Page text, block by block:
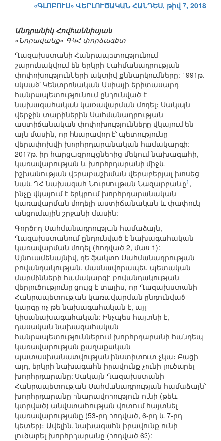
«ԳԼՈԲՈՒՍ» ՎԵՐԼՈՒԾԱԿԱՆ ՀԱՆԴԵՍ, թիվ 7, 2018
Անդրանիկ Հովհաննիսյան
«Նորավանք» ԳԿՀ փորձագետ
Ղազախստանի Հանրապետությունում
շարունակվում են երկրի Սահմանադրության
փոփոխությունների ակտիվ քննարկումները: 1991թ.
սկսած՝ Կենտրոնական Ասիայի երիտասարդ
հանրապետությունում ընդունված է
նախագահական կառավարման մոդել։ Սակայն
վերջին տարիներին Սահմանադրության
աստիճանական փոփոխությունները վկայում են
այն մասին, որ հնարավոր է՝ պետությունը
վերափոխվի խորհրդարանական համակարգի:
2017թ. իր հարցազրույցներից մեկում նախագահի,
կառավարության և խորհրդարանի միջև
իշխանության վերաբաշխման վերաբերյալ խոսեց
նաև ՂՀ նախագահ Նուրսուլթան Նազարբաևը1 ,
ինչը վկայում է երկրում խորհրդարանական
կառավարման մոդելի աստիճանական և փափուկ
անցումային շրջանի մասին:
Գործող Սահմանադրության համաձայն,
Ղազախստանում ընդունված է նախագահական
կառավարման մոդել (հոդված 2, մաս 1):
Այնուամենայնիվ, դե ֆակտո Սահմանադրության
բովանդակության, մասնավորապես պետական
մարմինների համակարգի բովանդակության
վերլուծությունը ցույց է տալիս, որ Ղազախստանի
Հանրապետության կառավարման ընդունված
կարգը ոչ թե նախագահական է, այլ
կիսանախագահական: Ինչպես հայտնի է,
դասական նախագահական
հանրապետություններում խորհրդարանի հանդեպ
կառավարության քաղաքական
պատասխանատվության ինստիտուտ չկա։ Բացի
այդ, երկրի նախագահն իրավունք չունի լուծարել
խորհրդարանը: Սակայն Ղազախստանի
Հանրապետության Սահմանադրության համաձայն՝
խորհրդարանը հնարավորություն ունի (թեև
կտրված) անվստահության վոտում հայտնել
կառավարությանը (53-րդ հոդված, 6-րդ և 7-րդ
կետեր)։ Ավելին, նախագահն իրավունք ունի
լուծարել խորհրդարանը (հոդված 63):